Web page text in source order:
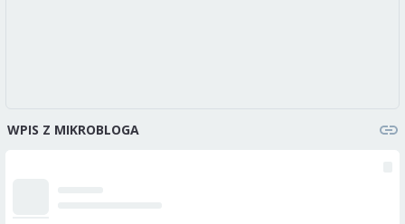
WPIS Z MIKROBLOGA